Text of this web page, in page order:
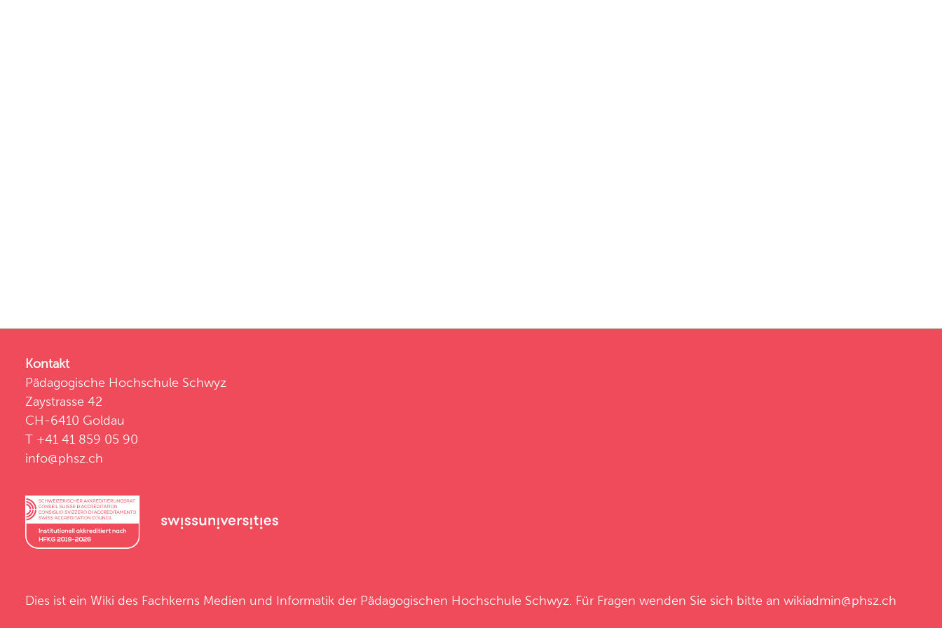
Kontakt
Pädagogische Hochschule Schwyz
Zaystrasse 42
CH-6410 Goldau
T +41 41 859 05 90
info@phsz.ch
Dies ist ein Wiki des Fachkerns Medien und Informatik der Pädagogischen Hochschule Schwyz . Für Fragen wenden Sie sich bitte an wikiadmin@phsz.ch